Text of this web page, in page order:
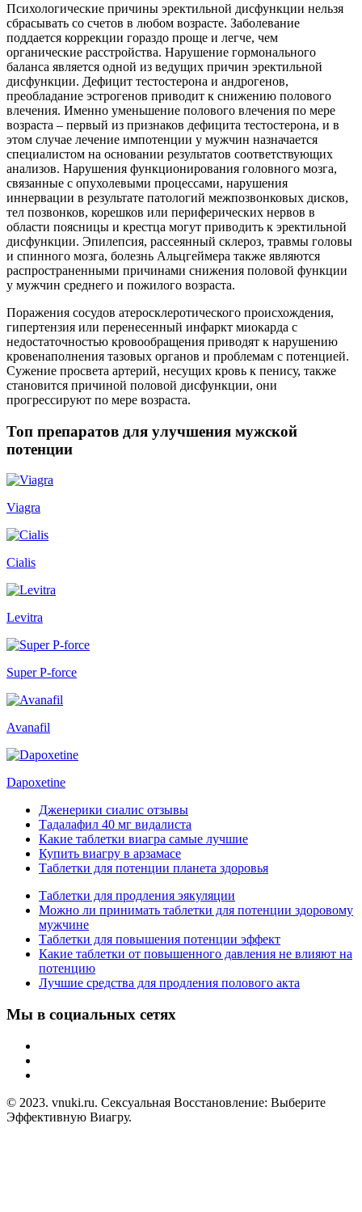
Психологические причины эректильной дисфункции нельзя
сбрасывать со счетов в любом возрасте. Заболевание
поддается коррекции гораздо проще и легче, чем
органические расстройства. Нарушение гормонального
баланса является одной из ведущих причин эректильной
дисфункции. Дефицит тестостерона и андрогенов,
преобладание эстрогенов приводит к снижению полового
влечения. Именно уменьшение полового влечения по мере
возраста – первый из признаков дефицита тестостерона, и в
этом случае лечение импотенции у мужчин назначается
специалистом на основании результатов соответствующих
анализов. Нарушения функционирования головного мозга,
связанные с опухолевыми процессами, нарушения
иннервации в результате патологий межпозвонковых дисков,
тел позвонков, корешков или периферических нервов в
области поясницы и крестца могут приводить к эректильной
дисфункции. Эпилепсия, рассеянный склероз, травмы головы
и спинного мозга, болезнь Альцгеймера также являются
распространенными причинами снижения половой функции
у мужчин среднего и пожилого возраста.
Поражения сосудов атеросклеротического происхождения,
гипертензия или перенесенный инфаркт миокарда с
недостаточностью кровообращения приводят к нарушению
кровенаполнения тазовых органов и проблемам с потенцией.
Сужение просвета артерий, несущих кровь к пенису, также
становится причиной половой дисфункции, они
прогрессируют по мере возраста.
Топ препаратов для улучшения мужской
потенции
Viagra
Cialis
Levitra
Super P-force
Avanafil
Dapoxetine
Дженерики сиалис отзывы
Тадалафил 40 мг видалиста
Какие таблетки виагра самые лучшие
Купить виагру в арзамасе
Таблетки для потенции планета здоровья
Таблетки для продления эякуляции
Можно ли принимать таблетки для потенции здоровому
мужчине
Таблетки для повышения потенции эффект
Какие таблетки от повышенного давления не влияют на
потенцию
Лучшие средства для продления полового акта
Мы в социальных сетях
© 2023. vnuki.ru. Сексуальная Восстановление: Выберите
Эффективную Виагру.